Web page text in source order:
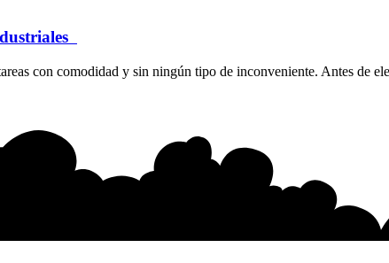
con comodidad y sin ningún tipo de inconveniente. Antes de